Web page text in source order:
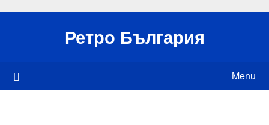
Ретро България
Menu